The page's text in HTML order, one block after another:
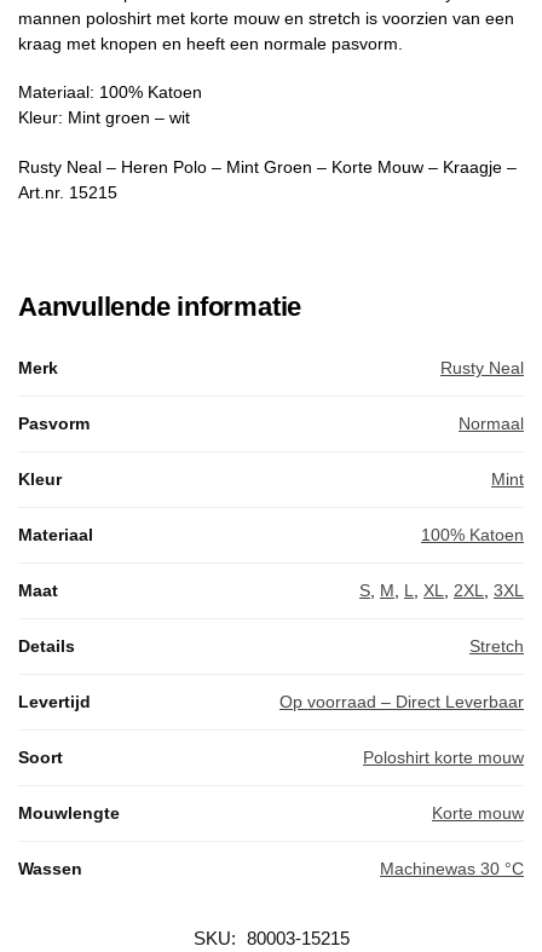
mannen poloshirt met korte mouw en stretch is voorzien van een
kraag met knopen en heeft een normale pasvorm.
Materiaal: 100% Katoen
Kleur: Mint groen – wit
Rusty Neal – Heren Polo – Mint Groen – Korte Mouw – Kraagje –
Art.nr. 15215
Aanvullende informatie
Merk Rusty Neal
Pasvorm Normaal
Kleur Mint
Materiaal 100% Katoen
Maat S M L XL 2XL 3XL
Details Stretch
Levertijd Op voorraad – Direct Leverbaar
Soort Poloshirt korte mouw
Mouwlengte Korte mouw
Wassen Machinewas 30 °C
SKU: 80003-15215